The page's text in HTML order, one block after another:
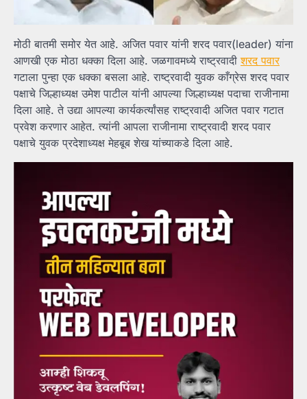
मोठी बातमी समोर येत आहे. अजित पवार यांनी शरद पवार(leader) यांना
आणखी एक मोठा धक्का दिला आहे. जळगावमध्ये राष्ट्रवादीशरद पवार
गटाला पुन्हा एक धक्का बसला आहे. राष्ट्रवादी युवक काँग्रेस शरद पवार
पक्षाचे जिल्हाध्यक्ष उमेश पाटील यांनी आपल्या जिल्हाध्यक्ष पदाचा राजीनामा
दिला आहे. ते उद्या आपल्या कार्यकर्त्यांसह राष्ट्रवादी अजित पवार गटात
प्रवेश करणार आहेत. त्यांनी आपला राजीनामा राष्ट्रवादी शरद पवार
पक्षाचे युवक प्रदेशाध्यक्ष मेहबूब शेख यांच्याकडे दिला आहे.